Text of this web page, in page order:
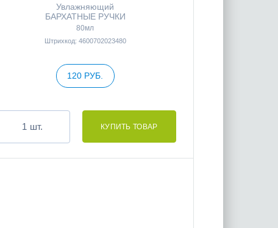
Увлажняющий
БАРХАТНЫЕ РУЧКИ
80мл
Штрихкод: 4600702023480
120 РУБ.
шт.